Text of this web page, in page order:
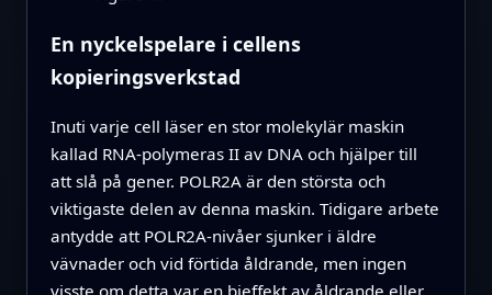
En nyckelspelare i cellens
kopieringsverkstad
Inuti varje cell läser en stor molekylär maskin
kallad RNA-polymeras II av DNA och hjälper till
att slå på gener. POLR2A är den största och
viktigaste delen av denna maskin. Tidigare arbete
antydde att POLR2A-nivåer sjunker i äldre
vävnader och vid förtida åldrande, men ingen
visste om detta var en bieffekt av åldrande eller